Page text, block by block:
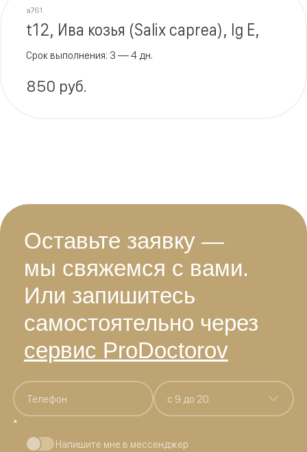
t12, Ива козья (Salix caprea), Ig E,
a761
850 руб.
Срок выполнения: 3 — 4 дн.
Оставьте заявку —
мы свяжемся с вами.
Или запишитесь
самостоятельно через
сервис ProDoctorov
*
c 9 до 20
Напишите мне в мессенджер